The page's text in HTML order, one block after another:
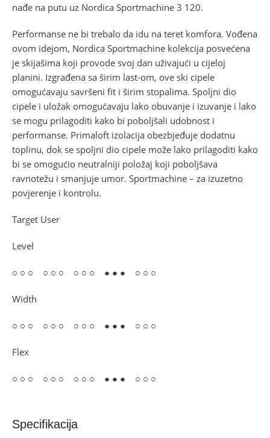
nađe na putu uz Nordica Sportmachine 3 120.
Performanse ne bi trebalo da idu na teret komfora. Vođena
ovom idejom, Nordica Sportmachine kolekcija posvećena
je skijašima koji provode svoj dan uživajući u cijeloj
planini. Izgrađena sa širim last-om, ove ski cipele
omogućavaju savršeni fit i širim stopalima. Spoljni dio
cipele i uložak omogućavaju lako obuvanje i izuvanje i lako
se mogu prilagoditi kako bi poboljšali udobnost i
performanse. Primaloft izolacija obezbjeđuje dodatnu
toplinu, dok se spoljni dio cipele može lako prilagoditi kako
bi se omogućio neutralniji položaj koji poboljšava
ravnotežu i smanjuje umor. Sportmachine – za izuzetno
povjerenje i kontrolu.
Target User
Level
○ ○ ○ ○ ○ ○ ○ ○ ○ ● ● ● ○ ○ ○
Width
○ ○ ○ ○ ○ ○ ○ ○ ○ ● ● ● ○ ○ ○
Flex
○ ○ ○ ○ ○ ○ ○ ○ ○ ● ● ● ○ ○ ○
Specifikacija